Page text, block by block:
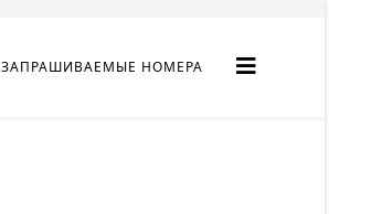
ЗАПРАШИВАЕМЫЕ НОМЕРА